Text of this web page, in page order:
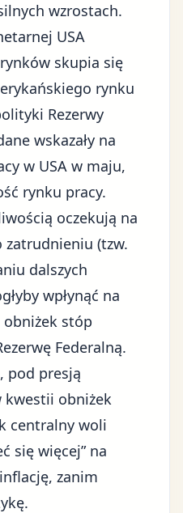
wzrostach.
USA
skupia się
rynku
Rezerwy
wskazały na
w USA w maju,
rynku pracy.
oczekują na
zatrudnieniu (tzw.
dalszych
wpłynąć na
stóp
Federalną.
pod presją
kwestii obniżek
centralny woli
się więcej” na
zanim